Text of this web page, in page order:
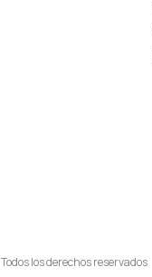
Todos los derechos reservados